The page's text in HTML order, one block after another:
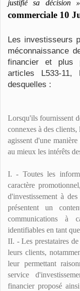
justifié sa décision
commerciale 10
Les investisseurs
méconnaissance
financier et plus
articles L533-11,
desquelles :
Lorsqu'ils fournissent
connexes à des clients,
agissent d'une
au mieux les intérêts
I. - Toutes les
caractère
d'investissement à
présentent un
communications à
identifiables en tant
II. - Les prestataires
leurs clients,
leur permettant
service
financier proposé